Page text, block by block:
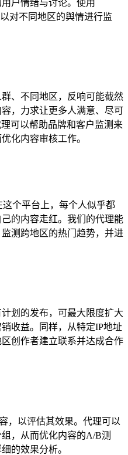
户情绪与讨论。使用
对不同地区的舆情进行监
、不同地区，反响可能截然
，力求让更多人满意、尽可
可以帮助品牌和客户监测来
化内容审核工作。
个平台上，每个人似乎都
的内容走红。我们的代理能
测跨地区的热门趋势，并进
划的发布，可最大限度扩大
收益。同样，从特定IP地址
创作者建立联系并达成合作
，以评估其效果。代理可以
，从而优化内容的A/B测
的效果分析。